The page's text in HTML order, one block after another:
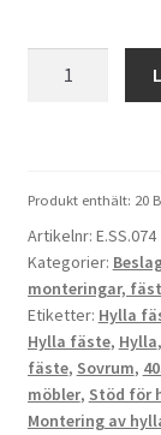
yta:
förnicklad
4030407.
Zinklegering
golvstöd
för
hyllor,
hyllor,
Produkt enthält: 20
Artikelnr: E.SS.074
Kategorier:
monteringar,
Etiketter: Hylla
Hylla fäste, Hylla,
fäste, Sovrum,
möbler, Stöd för
Montering av